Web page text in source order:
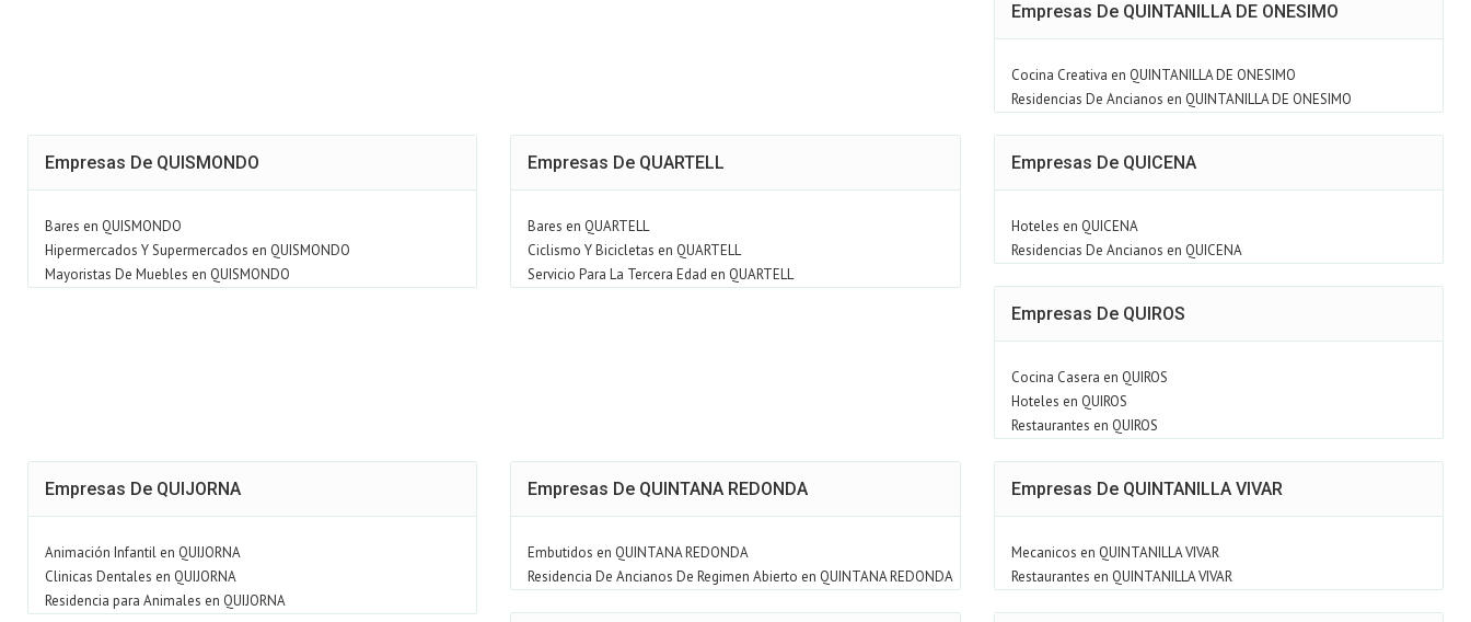
Empresas De QUINTANILLA DE ONESIMO
Cocina Creativa en QUINTANILLA DE ONESIMO
Residencias De Ancianos en QUINTANILLA DE ONESIMO
Empresas De QUISMONDO
Bares en QUISMONDO
Hipermercados Y Supermercados en QUISMONDO
Mayoristas De Muebles en QUISMONDO
Empresas De QUARTELL
Bares en QUARTELL
Ciclismo Y Bicicletas en QUARTELL
Servicio Para La Tercera Edad en QUARTELL
Empresas De QUICENA
Hoteles en QUICENA
Residencias De Ancianos en QUICENA
Empresas De QUIROS
Cocina Casera en QUIROS
Hoteles en QUIROS
Restaurantes en QUIROS
Empresas De QUIJORNA
Animación Infantil en QUIJORNA
Clinicas Dentales en QUIJORNA
Residencia para Animales en QUIJORNA
Empresas De QUINTANA REDONDA
Embutidos en QUINTANA REDONDA
Residencia De Ancianos De Regimen Abierto en QUINTANA REDONDA
Empresas De QUINTANILLA VIVAR
Mecanicos en QUINTANILLA VIVAR
Restaurantes en QUINTANILLA VIVAR